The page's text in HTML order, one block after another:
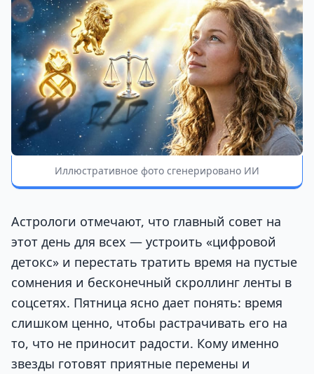
Иллюстративное фото сгенерировано ИИ
Астрологи отмечают, что главный совет на
этот день для всех — устроить «цифровой
детокс» и перестать тратить время на пустые
сомнения и бесконечный скроллинг ленты в
соцсетях. Пятница ясно дает понять: время
слишком ценно, чтобы растрачивать его на
то, что не приносит радости. Кому именно
звезды готовят приятные перемены и